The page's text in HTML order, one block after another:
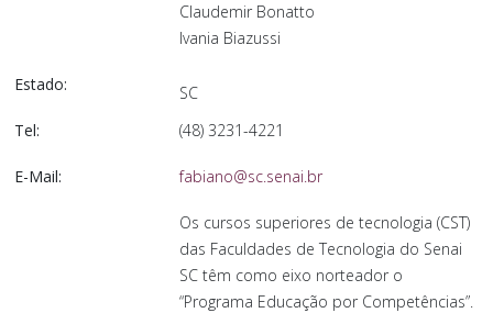
Claudemir Bonatto
Ivania Biazussi
Estado:
SC
Tel:
(48) 3231-4221
E-Mail: fabiano@sc.senai.br
Os cursos superiores de tecnologia (CST)
das Faculdades de Tecnologia do Senai
SC têm como eixo norteador o
“Programa Educação por Competências”.